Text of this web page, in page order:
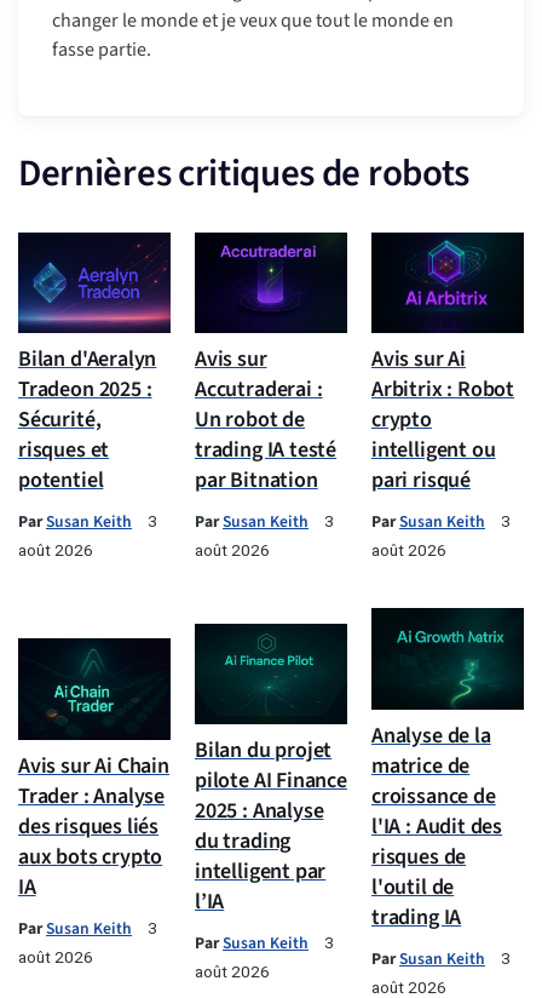
changer le monde et je veux que tout le monde en
fasse partie.
Dernières critiques de robots
Bilan d'Aeralyn
Tradeon 2025 :
Sécurité,
risques et
potentiel
ParSusan Keith
3
août 2026
Avis sur
Accutraderai :
Un robot de
trading IA testé
par Bitnation
ParSusan Keith
3
août 2026
Avis sur Ai
Arbitrix : Robot
crypto
intelligent ou
pari risqué
ParSusan Keith
3
août 2026
Avis sur Ai Chain
Trader : Analyse
des risques liés
aux bots crypto
IA
ParSusan Keith
3
août 2026
Bilan du projet
pilote AI Finance
2025 : Analyse
du trading
intelligent par
l’IA
ParSusan Keith
3
août 2026
Analyse de la
matrice de
croissance de
l'IA : Audit des
risques de
l'outil de
trading IA
ParSusan Keith
3
août 2026